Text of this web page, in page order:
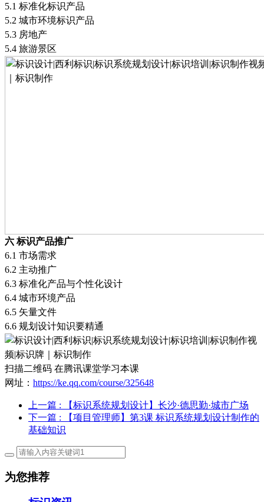
5.1 标准化标识产品
5.2 城市环境标识产品
5.3 房地产
5.4 旅游景区
六 标识产品推广
6.1 市场需求
6.2 主动推广
6.3 标准化产品与个性化设计
6.4 城市环境产品
6.5 矢量文件
6.6 规划设计知识要精通
扫描二维码 在腾讯课堂学习本课
网址： https://ke.qq.com/course/325648
上一篇 : 【标识系统规划设计】长沙·德思勤·城市广场
下一篇 : 【项目管理师】第3课 标识系统规划设计制作的
基础知识
为您推荐